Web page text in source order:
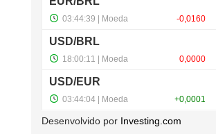
Desenvolvido por Investing.com